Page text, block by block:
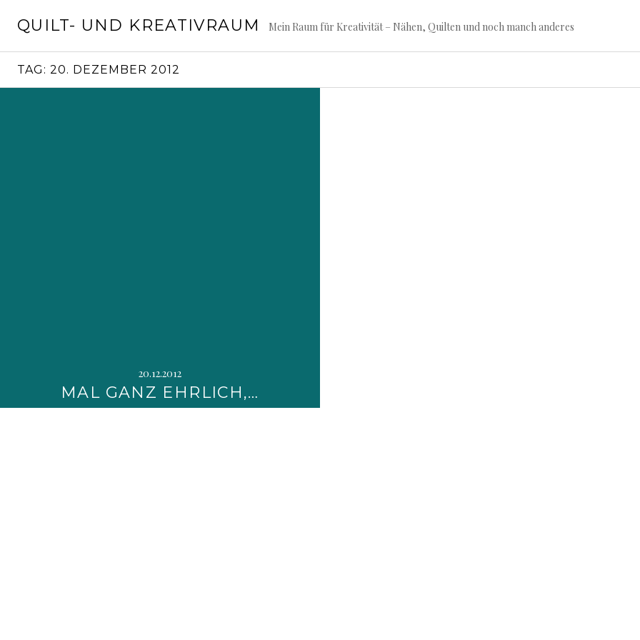
zumQUILT- UND KREATIVRAUM Mein Raum für Kreativität – Nähen, Quilten und noch manch anderes
TAG: 20. DEZEMBER 2012
20.12.2012
MAL GANZ EHRLICH,…